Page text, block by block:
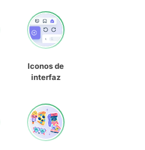
Iconos de
interfaz